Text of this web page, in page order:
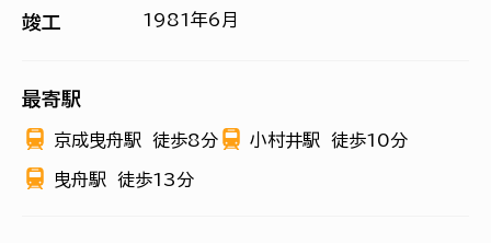
竣工 1981年6月
最寄駅
京成曳舟駅 徒歩8分 小村井駅 徒歩10分
曳舟駅 徒歩13分